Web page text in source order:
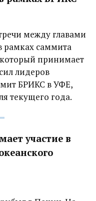
между главами
рамках саммита
принимает
лидеров
БРИКС в УФЕ,
текущего года.
участие в